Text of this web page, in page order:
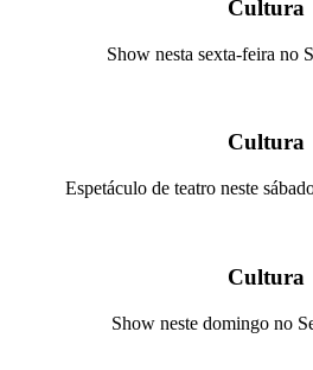
Cultura
Show nesta sexta-feira no
Cultura
Espetáculo de teatro neste
Cultura
Show neste domingo no